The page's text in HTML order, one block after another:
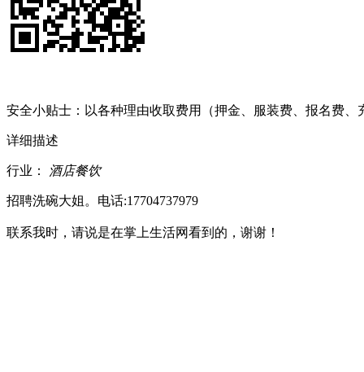
安全小贴士：以各种理由收取费用（押金、服装费、报名费
详细描述
行业： 酒店餐饮
招聘洗碗大姐。电话:17704737979
联系我时，请说是在掌上生活网看到的，谢谢！